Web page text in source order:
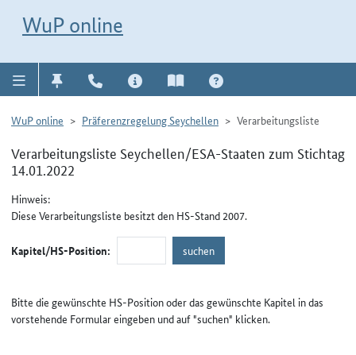
WuP online
WuP online Präferenzregelung Seychellen Verarbeitungsliste
Verarbeitungsliste Seychellen/ESA-Staaten zum Stichtag
14.01.2022
Hinweis:
Diese Verarbeitungsliste besitzt den HS-Stand 2007.
Kapitel/HS-Position:
Bitte die gewünschte HS-Position oder das gewünschte Kapitel in das
vorstehende Formular eingeben und auf "suchen" klicken.